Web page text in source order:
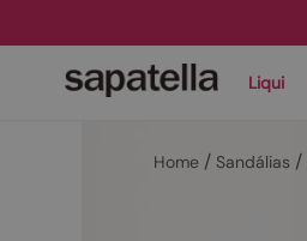
Liqui
Sandálias